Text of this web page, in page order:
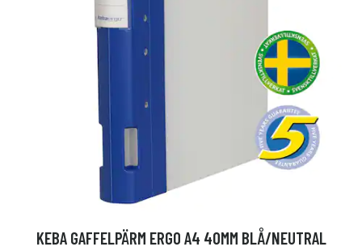
KEBA GAFFELPÄRM ERGO A4 40MM BLÅ/NEUTRAL